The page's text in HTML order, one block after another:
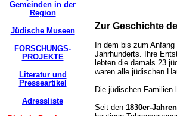
Gemeinden in der
Region
Jüdische Museen
FORSCHUNGS-
PROJEKTE
Literatur und
Presseartikel
Adressliste
Zur Geschichte
In dem bis zum
Jahrhunderts. Ihre
lebten die damals 23
waren alle jüdischen
Die jüdischen Familien
Seit den 1830er-Jahren